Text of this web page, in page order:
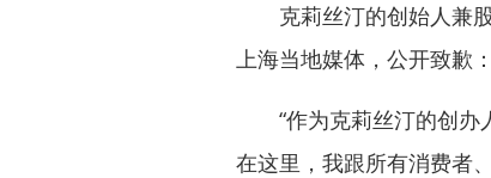
克莉丝汀的创始人兼股
上海当地媒体，公开致歉：
“作为克莉丝汀的创办
在这里，我跟所有消费者